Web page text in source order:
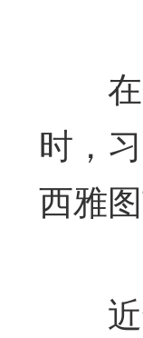
在
时，
西雅
近